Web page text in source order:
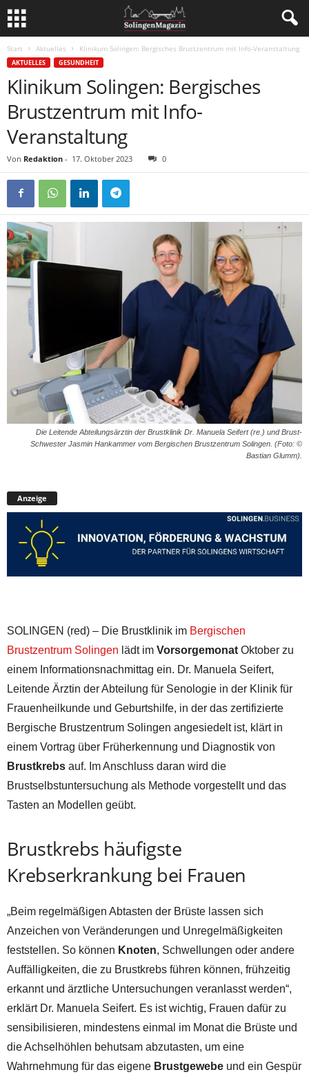
Start Aktuelles Klinikum Solingen: Bergisches Brustzentrum mit Info-Veranstaltung
AKTUELLES GESUNDHEIT
Klinikum Solingen: Bergisches
Brustzentrum mit Info-
Veranstaltung
Von Redaktion - 17. Oktober 2023 0
Die Leitende Abteilungsärztin der Brustklinik Dr. Manuela Seifert (re.) und Brust-
Schwester Jasmin Hankammer vom Bergischen Brustzentrum Solingen. (Foto: ©
Bastian Glumm).
Anzeige
SOLINGEN (red) – Die Brustklinik im Bergischen
Brustzentrum Solingen lädt im VorsorgemonatOktober zu
einem Informationsnachmittag ein. Dr. Manuela Seifert,
Leitende Ärztin der Abteilung für Senologie in der Klinik für
Frauenheilkunde und Geburtshilfe, in der das zertifizierte
Bergische Brustzentrum Solingen angesiedelt ist, klärt in
einem Vortrag über Früherkennung und Diagnostik von
Brustkrebs auf. Im Anschluss daran wird die
Brustselbstuntersuchung als Methode vorgestellt und das
Tasten an Modellen geübt.
Brustkrebs häufigste
Krebserkrankung bei Frauen
„Beim regelmäßigen Abtasten der Brüste lassen sich
Anzeichen von Veränderungen und Unregelmäßigkeiten
feststellen. So können Knoten, Schwellungen oder andere
Auffälligkeiten, die zu Brustkrebs führen können, frühzeitig
erkannt und ärztliche Untersuchungen veranlasst werden“,
erklärt Dr. Manuela Seifert. Es ist wichtig, Frauen dafür zu
sensibilisieren, mindestens einmal im Monat die Brüste und
die Achselhöhlen behutsam abzutasten, um eine
Wahrnehmung für das eigene Brustgewebe und ein Gespür